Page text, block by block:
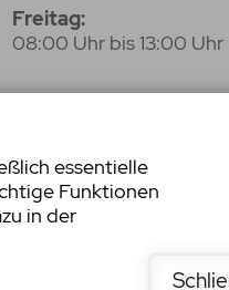
Freitag:
08:00 Uhr bis 13:00 Uhr
essentielle
Funktionen
in der